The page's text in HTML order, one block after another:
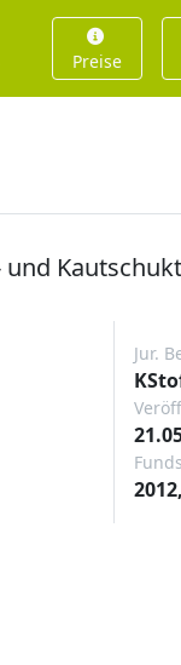
Preise
Jur.